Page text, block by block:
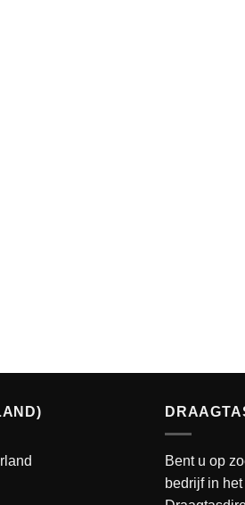
Bent u op
bedrijf in